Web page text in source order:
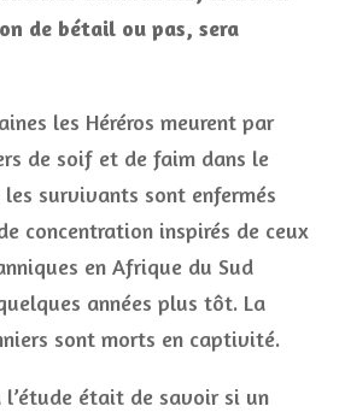
de bétail ou pas, sera
les Héréros meurent par
de soif et de faim dans le
les survivants sont enfermés
concentration inspirés de ceux
en Afrique du Sud
années plus tôt. La
sont morts en captivité.
l’étude était de savoir si un